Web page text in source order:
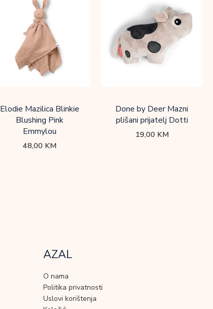
Elodie Mazilica Blinkie
Blushing Pink
Emmylou
48,00 KM
Done by Deer Mazni
plišani prijatelj Dotti
19,00 KM
AZAL
O nama
Politika privatnosti
Uslovi korištenja